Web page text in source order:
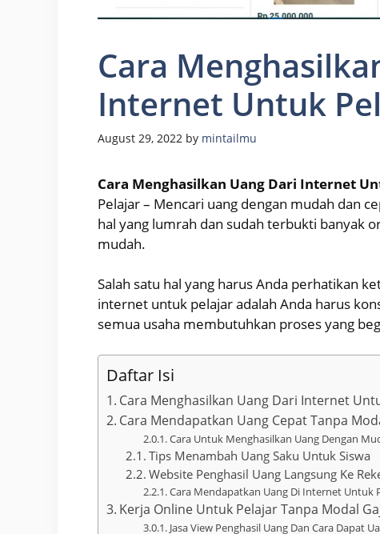
Cara
Internet Untuk
August 29, 2022 by mintailmu
Cara Menghasilkan Uang Dari Internet
Pelajar – Mencari uang dengan mudah dan
hal yang lumrah dan sudah terbukti banyak
mudah.
Salah satu hal yang harus Anda perhatikan
internet untuk pelajar adalah Anda harus
semua usaha membutuhkan proses yang
Daftar Isi
Cara Menghasilkan Uang Dari Internet
Cara Mendapatkan Uang Cepat Tanpa
Cara Untuk Menghasilkan Uang Dengan
Tips Menambah Uang Saku Untuk Siswa
Website Penghasil Uang Langsung Ke
Cara Mendapatkan Uang Di Internet Untuk
Kerja Online Untuk Pelajar Tanpa Modal
Jasa View Penghasil Uang Dan Cara Dapat